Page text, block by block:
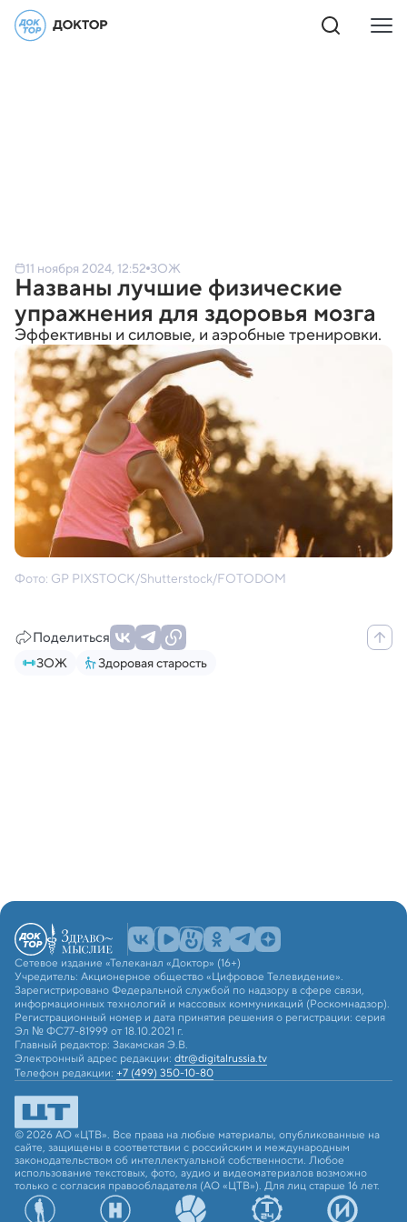
11 ноября 2024, 12:52 ЗОЖ
Названы лучшие физические
упражнения для здоровья мозга
Эффективны и силовые, и аэробные тренировки.
Фото: GP PIXSTOCK/Shutterstock/FOTODOM
Поделиться
ЗОЖ Здоровая старость
Сетевое издание «Телеканал «Доктор» (16+)
Учредитель: Акционерное общество «Цифровое Телевидение».
Зарегистрировано Федеральной службой по надзору в сфере связи,
информационных технологий и массовых коммуникаций (Роскомнадзор).
Регистрационный номер и дата принятия решения о регистрации: серия
Эл № ФС77-81999 от 18.10.2021 г.
Главный редактор: Закамская Э.В.
Электронный адрес редакции: dtr@digitalrussia.tv
Телефон редакции: +7 (499) 350-10-80
© 2026 АО «ЦТВ». Все права на любые материалы, опубликованные на
сайте, защищены в соответствии с российским и международным
законодательством об интеллектуальной собственности. Любое
использование текстовых, фото, аудио и видеоматериалов возможно
только с согласия правообладателя (АО «ЦТВ»). Для лиц старше 16 лет.